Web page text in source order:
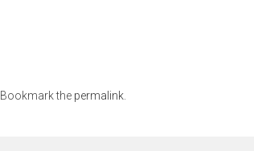
. Bookmark the permalink